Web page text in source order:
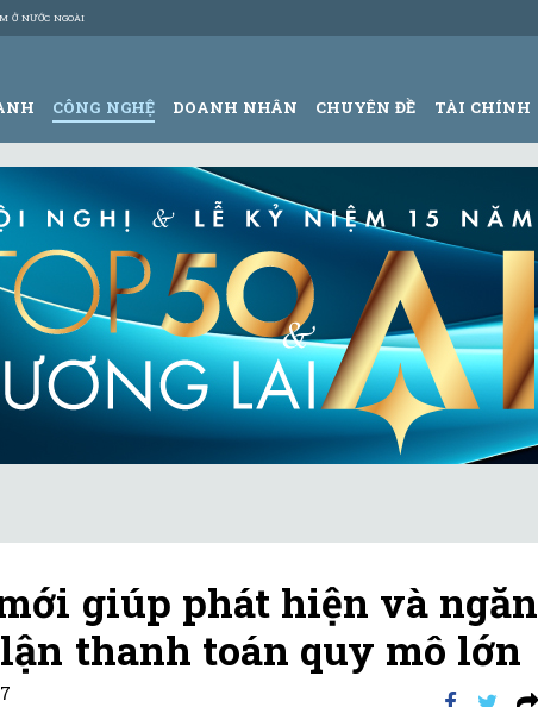
Ở NƯỚC NGOÀI
CÔNG NGHỆ DOANH NHÂN CHUYÊN ĐỀ TÀI CHÍNH
giúp phát hiện và ngăn
thanh toán quy mô lớn